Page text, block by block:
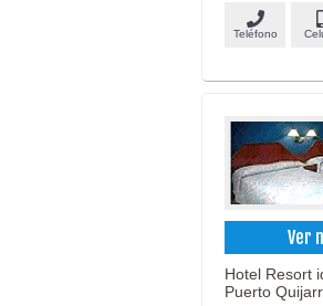
Teléfono
Ver
Hotel Resort
Puerto